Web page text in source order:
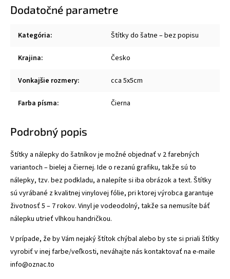
Dodatočné parametre
Kategória: Štítky do šatne – bez popisu
Krajina: Česko
Vonkajšie rozmery: cca 5x5cm
Farba písma: Čierna
Podrobný popis
Štítky a nálepky do šatníkov je možné objednať v 2 farebných
variantoch – bielej a čiernej. Ide o rezanú grafiku, takže sú to
nálepky, tzv. bez podkladu, a nalepíte si iba obrázok a text. Štítky
sú vyrábané z kvalitnej vinylovej fólie, pri ktorej výrobca garantuje
životnosť 5 – 7 rokov. Vinyl je vodeodolný, takže sa nemusíte báť
nálepku utrieť vlhkou handričkou.
V prípade, že by Vám nejaký štítok chýbal alebo by ste si priali štítky
vyrobiť v inej farbe/veľkosti, neváhajte nás kontaktovať na e-maile
info@oznac.to